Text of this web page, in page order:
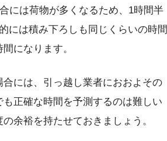
には荷物が多くなるため、1時間半
には積み下ろしも同じくらいの時間
になります。
には、引っ越し業者におおよその
正確な時間を予測するのは難しい
余裕を持たせておきましょう。